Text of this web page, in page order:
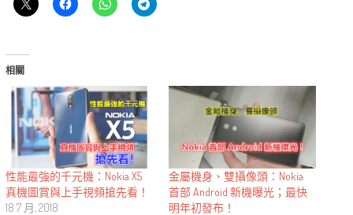
相關
性能最強的千元機：Nokia X5
真機圖賞與上手視頻搶先看！
18 7 月, 2018
金屬機身、雙攝像頭：Nokia
首部 Android 新機曝光；最快
明年初發布！